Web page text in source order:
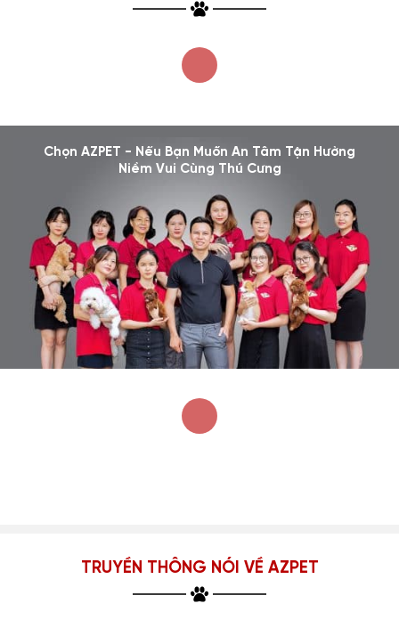
Chọn AZPET - Nếu Bạn Muốn An Tâm Tận Hưởng
Niềm Vui Cùng Thú Cưng
TRUYỀN THÔNG NÓI VỀ AZPET